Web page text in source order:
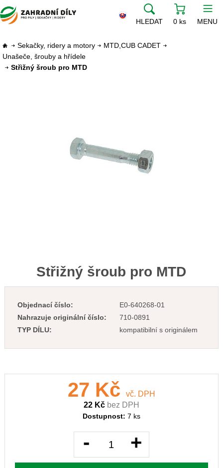
HLEDAT 0 ks MENU
Sekačky, ridery a motory
MTD,CUB CADET
Unašeče, šrouby a hřídele
Střižný šroub pro MTD
Střižný šroub pro MTD
Objednací číslo:
E0-640268-01
Nahrazuje originální číslo:
710-0891
TYP DÍLU:
kompatibilní s originálem
27 Kč
vč. DPH
22 Kč bez DPH
Dostupnost: 7 ks
- +